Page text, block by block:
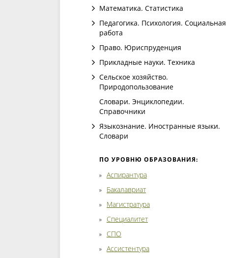
Математика. Статистика
Педагогика. Психология. Социальная
работа
Право. Юриспруденция
Прикладные науки. Техника
Сельское хозяйство.
Природопользование
Словари. Энциклопедии.
Справочники
Языкознание. Иностранные языки.
Словари
ПО УРОВНЮ ОБРАЗОВАНИЯ:
Аспирантура
Бакалавриат
Магистратура
Специалитет
СПО
Ассистентура